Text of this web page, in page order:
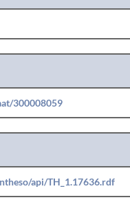
300008059
api/TH_1.17636.rdf